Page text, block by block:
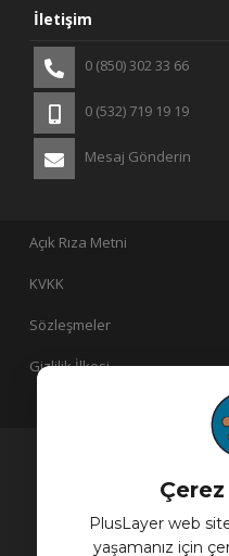
PlusLayer web
yaşamanız için
İletişim
0 (850) 302 33 66
0 (532) 719 19 19
Mesaj Gönderin
Açık Rıza Metni
KVKK
Sözleşmeler
Gizlilik İlkesi